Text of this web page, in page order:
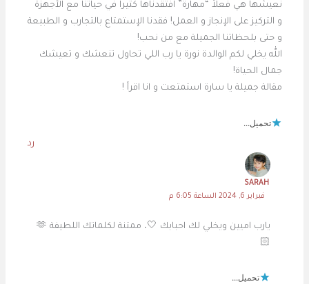
نعيشها هي فعلاً “مهارة” افتقدناها كثيراً في حياتنا مع الأجهزة
و التركيز على الإنجاز و العمل! فقدنا الإستمتاع بالتجارب و الطبيعة
و حتى بلحظاتنا الجميلة مع من نحب!
الله يخلي لكم الوالدة نورة يا رب اللي تحاول تنعشك و تعيشك
جمال الحياة!
مقالة جميلة يا سارة استمتعت و انا اقرأ !
تحميل...
رد
SARAH
فبراير 6, 2024 الساعة 6:05 م
يارب اميين ويخلي لك احبابك 🤍، ممتنة لكلماتك اللطيفة 🫶
🏻
تحميل...